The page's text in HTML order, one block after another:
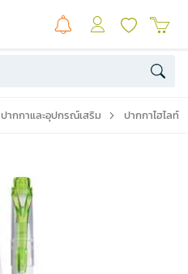
ปากกาและอุปกรณ์เสริม ปากกาไฮไลท์